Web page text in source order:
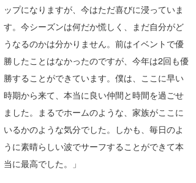
ップになりますが、今はただ喜びに浸っていま
す。今シーズンは何だか慌しく、まだ自分がど
うなるのかは分かりません。前はイベントで優
勝したことはなかったのですが、今年は2回も優
勝することができています。僕は、ここに早い
時期から来て、本当に良い仲間と時間を過ごせ
ました。まるでホームのような、家族がここに
いるかのような気分でした。しかも、毎日のよ
うに素晴らしい波でサーフすることができて本
当に最高でした。」
上田純子
上條将美
唐澤予報士
SancheZ
ゴン
米山予報士
wanda